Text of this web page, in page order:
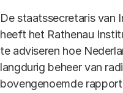
De staatssecretaris van
heeft het Rathenau
te adviseren hoe
langdurig beheer van
bovengenoemde